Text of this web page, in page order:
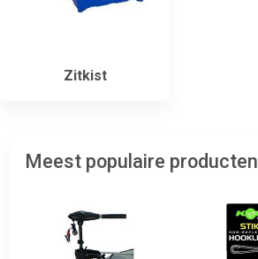
Zitkist
Meest populaire producten